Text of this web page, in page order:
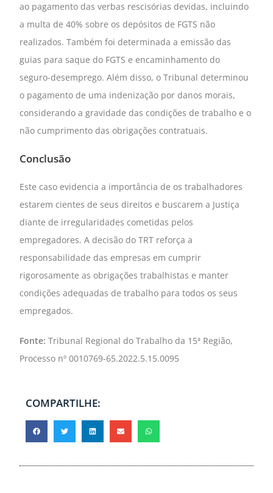
ao pagamento das verbas rescisórias devidas, incluindo
a multa de 40% sobre os depósitos de FGTS não
realizados. Também foi determinada a emissão das
guias para saque do FGTS e encaminhamento do
seguro-desemprego. Além disso, o Tribunal determinou
o pagamento de uma indenização por danos morais,
considerando a gravidade das condições de trabalho e o
não cumprimento das obrigações contratuais.
Conclusão
Este caso evidencia a importância de os trabalhadores
estarem cientes de seus direitos e buscarem a Justiça
diante de irregularidades cometidas pelos
empregadores. A decisão do TRT reforça a
responsabilidade das empresas em cumprir
rigorosamente as obrigações trabalhistas e manter
condições adequadas de trabalho para todos os seus
empregados.
Fonte: Tribunal Regional do Trabalho da 15ª Região,
Processo nº 0010769-65.2022.5.15.0095
COMPARTILHE: